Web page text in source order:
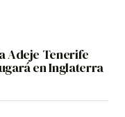
Adeje Tenerife
en Inglaterra